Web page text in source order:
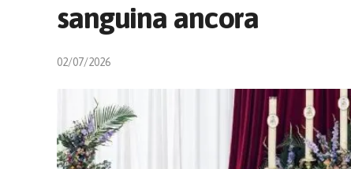
sanguina ancora
02/07/2026